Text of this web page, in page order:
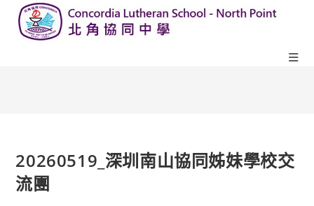
20260519_深圳南山協同姊妹學校交
流團